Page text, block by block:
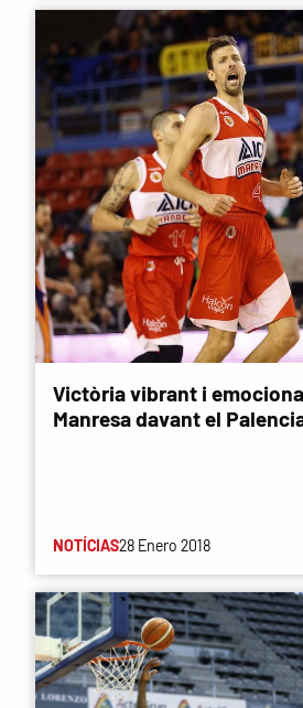
Victòria vibrant i
Manresa davant el
NOTÍCIAS28 Enero 2018